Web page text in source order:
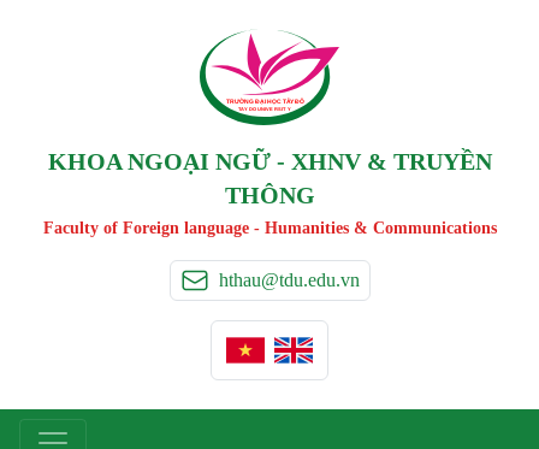
TRƯỜNG ĐẠI HỌC TÂY ĐÔ
TAY DO UNIVERSIT Y
KHOA NGOẠI NGỮ - XHNV & TRUYỀN
THÔNG
Faculty of Foreign language - Humanities & Communications
hthau@tdu.edu.vn